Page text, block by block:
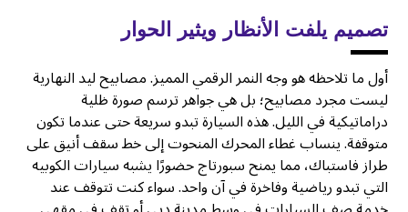
تصميم يلفت الأنظار ويثير الحوار
أول ما تلاحظه هو وجه النمر الرقمي المميز. مصابيح ليد النهارية
ليست مجرد مصابيح؛ بل هي جواهر ترسم صورة ظلية
دراماتيكية في الليل. هذه السيارة تبدو سريعة حتى عندما تكون
متوقفة. ينساب غطاء المحرك المنحوت إلى خط سقف أنيق على
طراز فاستباك، مما يمنح سبورتاج حضورًا يشبه سيارات الكوبيه
التي تبدو رياضية وفاخرة في آن واحد. سواء كنت تتوقف عند